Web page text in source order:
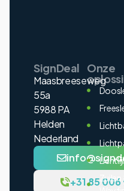
SignDeal
Maasbreeseweg
55a
5988 PA
Helden
Nederland
+31 85 006
Onze
Zuilen